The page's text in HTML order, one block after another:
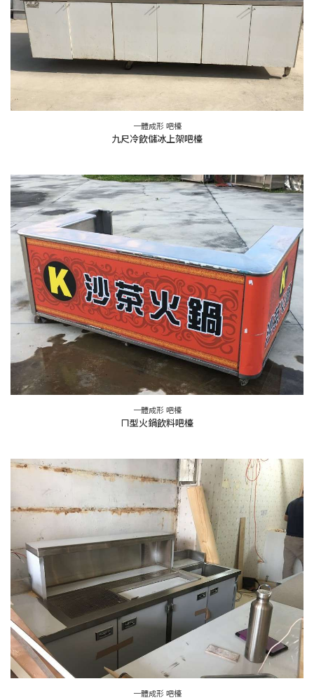
一體成形 吧檯
九尺冷飲儲冰上架吧檯
一體成形 吧檯
ㄇ型火鍋飲料吧檯
一體成形 吧檯